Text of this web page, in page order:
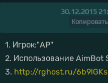
30.12.2015
1. Игрок:"AP"
2. Использование AimBot
3. http://rghost.ru/